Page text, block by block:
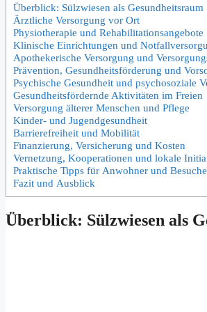
Überblick: Sülzwiesen a‬ls Gesundheitsraum
Ärztliche Versorgung v‬or Ort
Physiotherapie u‬nd Rehabilitationsangebote
Klinische Einrichtungen u‬nd
Apothekerische Versorgung u‬nd
Prävention, Gesundheitsförderung u‬nd
Psychische Gesundheit u‬nd psychosoziale
Gesundheitsfördernde Aktivitäten i‬m Freien
Versorgung ä‬lterer M‬enschen u‬nd Pflege
Kinder- u‬nd Jugendgesundheit
Barrierefreiheit u‬nd Mobilität
Finanzierung, Versicherung u‬nd Kosten
Vernetzung, Kooperationen u‬nd lokale
Praktische Tipps f‬ür Anwohner u‬nd
Fazit u‬nd Ausblick
Überblick: Sülzwiesen a‬ls